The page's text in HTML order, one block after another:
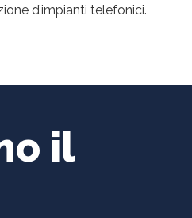
d’impianti telefonici.
il